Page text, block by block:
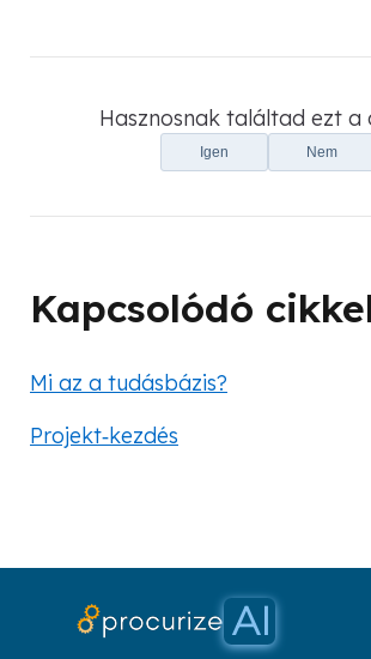
Hasznosnak találtad ezt a
Igen Nem
Kapcsolódó
Mi az a tudásbázis?
Projekt‑kezdés